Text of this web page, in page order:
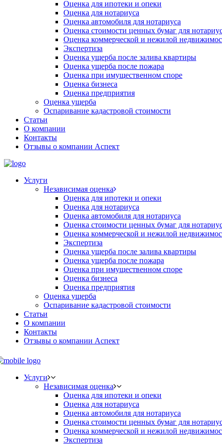
Оценка для ипотеки и опеки
Оценка для нотариуса
Оценка автомобиля для нотариуса
Оценка стоимости ценных бумаг для
Оценка коммерческой и нежилой
Экспертиза
Оценка ущерба после залива квартиры
Оценка ущерба после пожара
Оценка при имущественном споре
Оценка бизнеса
Оценка предприятия
Оценка ущерба
Оспаривание кадастровой стоимости
Статьи
О компании
Контакты
Отзывы о компании Аспект
Услуги
Независимая оценка
Оценка для ипотеки и опеки
Оценка для нотариуса
Оценка автомобиля для нотариуса
Оценка стоимости ценных бумаг для
Оценка коммерческой и нежилой
Экспертиза
Оценка ущерба после залива квартиры
Оценка ущерба после пожара
Оценка при имущественном споре
Оценка бизнеса
Оценка предприятия
Оценка ущерба
Оспаривание кадастровой стоимости
Статьи
О компании
Контакты
Отзывы о компании Аспект
Услуги
Независимая оценка
Оценка для ипотеки и опеки
Оценка для нотариуса
Оценка автомобиля для нотариуса
Оценка стоимости ценных бумаг для
Оценка коммерческой и нежилой
Экспертиза